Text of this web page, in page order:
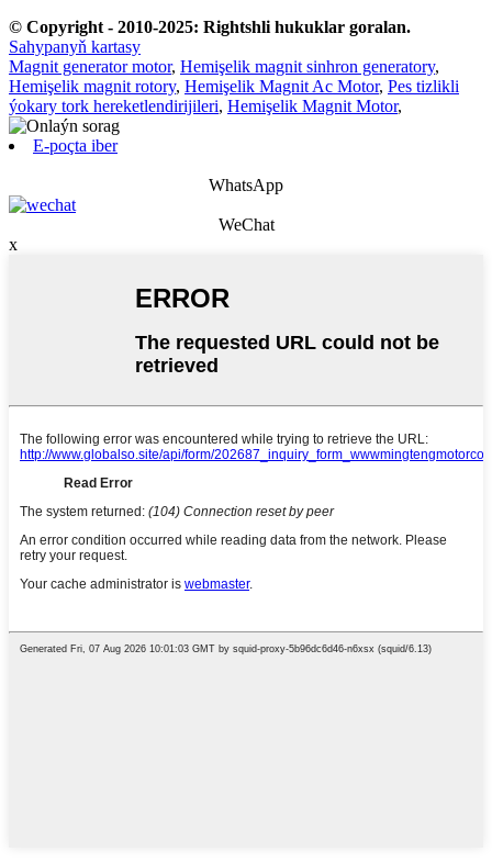
© Copyright - 2010-2025: Rightshli hukuklar goralan.
Sahypanyň kartasy
Magnit generator motor, Hemişelik magnit sinhron generatory,
Hemişelik magnit rotory, Hemişelik Magnit Ac Motor, Pes tizlikli
ýokary tork hereketlendirijileri, Hemişelik Magnit Motor,
E-poçta iber
WhatsApp
WeChat
x